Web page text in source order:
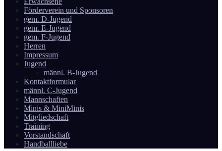
Förderverein und Sponsoren
gem. D-Jugend
gem. E-Jugend
gem. F-Jugend
Herren
Impressum
Jugend
männl. B-Jugend
Kontaktformular
männl. C-Jugend
Mannschaften
Minis & MiniMinis
Mitgliedschaft
Training
Vorstandschaft
Handballliebe